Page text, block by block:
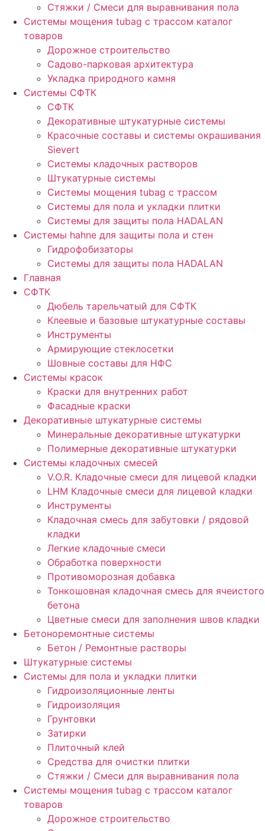
Стяжки / Смеси для выравнивания пола
Системы мощения tubag с трассом каталог
товаров
Дорожное строительство
Садово-парковая архитектура
Укладка природного камня
Системы СФТК
СФТК
Декоративные штукатурные системы
Красочные составы и системы окрашивания
Sievert
Cистемы кладочных растворов
Штукатурные системы
Системы мощения tubag с трассом
Cистемы для пола и укладки плитки
Системы для защиты пола HADALAN
Системы hahne для защиты пола и стен
Гидрофобизаторы
Системы для защиты пола HADALAN
Главная
СФТК
Дюбель тарельчатый для СФТК
Клеевые и базовые штукатурные составы
Инструменты
Армирующие стеклосетки
Шовные составы для НФС
Cистемы красок
Краски для внутренних работ
Фасадные краски
Декоративные штукатурные системы
Минеральные декоративные штукатурки
Полимерные декоративные штукатурки
Системы кладочных смесей
V.O.R. Кладочные смеси для лицевой кладки
LHM Кладочные смеси для лицевой кладки
Инструменты
Кладочная смесь для забутовки / рядовой
кладки
Легкие кладочные смеси
Обработка поверхности
Противоморозная добавка
Тонкошовная кладочная смесь для ячеистого
бетона
Цветные смеси для заполнения швов кладки
Бетоноремонтные системы
Бетон / Ремонтные растворы
Штукатурные системы
Cистемы для пола и укладки плитки
Гидроизоляционные ленты
Гидроизоляция
Грунтовки
Затирки
Плиточный клей
Средства для очистки плитки
Стяжки / Смеси для выравнивания пола
Системы мощения tubag с трассом каталог
товаров
Дорожное строительство